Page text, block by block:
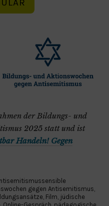
der Bildungs- und
2025 statt und ist
Handeln! Gegen
gegen Antisemitismus
Film jüdische